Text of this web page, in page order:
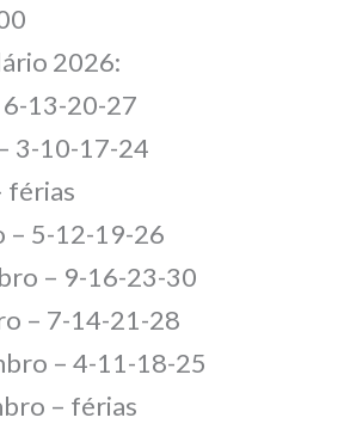
2026:
6-13-20-27
3-10-17-24
férias
– 5-12-19-26
– 9-16-23-30
– 7-14-21-28
– 4-11-18-25
– férias